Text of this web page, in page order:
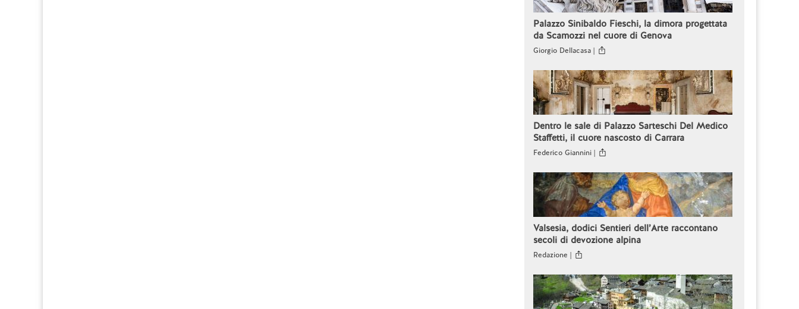
Palazzo Sinibaldo Fieschi, la dimora progettata
da Scamozzi nel cuore di Genova
Giorgio Dellacasa |
Dentro le sale di Palazzo Sarteschi Del Medico
Staffetti, il cuore nascosto di Carrara
Federico Giannini |
Valsesia, dodici Sentieri dell’Arte raccontano
secoli di devozione alpina
Redazione |